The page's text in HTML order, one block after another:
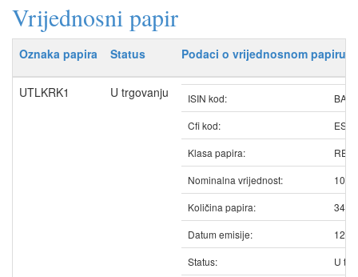
Vrijednosni papir
Oznaka papira Status Podaci o vrijednosnom papiru
UTLKRK1 U trgovanju ISIN kod:
Cfi kod:
Klasa papira:
Nominalna vrijednost:
10.40
Količina papira:
Datum emisije:
Status:
U